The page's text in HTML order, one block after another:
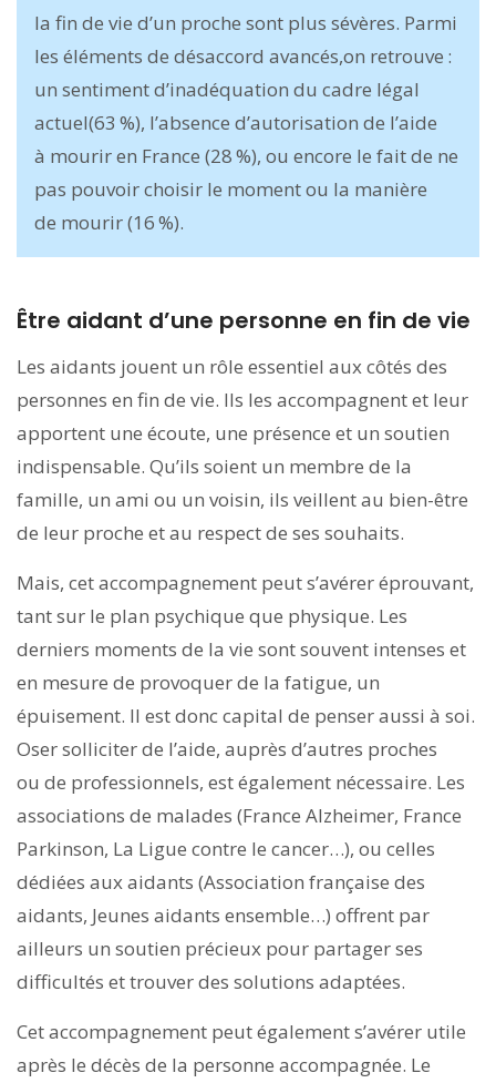
la fin de vie d’un proche sont plus sévères. Parmi
les éléments de désaccord avancés,on retrouve :
un sentiment d’inadéquation du cadre légal
actuel(63 %), l’absence d’autorisation de l’aide
à mourir en France (28 %), ou encore le fait de ne
pas pouvoir choisir le moment ou la manière
de mourir (16 %).
Être aidant d’une personne en fin de vie
Les aidants jouent un rôle essentiel aux côtés des
personnes en fin de vie. Ils les accompagnent et leur
apportent une écoute, une présence et un soutien
indispensable. Qu’ils soient un membre de la
famille, un ami ou un voisin, ils veillent au bien-être
de leur proche et au respect de ses souhaits.
Mais, cet accompagnement peut s’avérer éprouvant,
tant sur le plan psychique que physique. Les
derniers moments de la vie sont souvent intenses et
en mesure de provoquer de la fatigue, un
épuisement. Il est donc capital de penser aussi à soi.
Oser solliciter de l’aide, auprès d’autres proches
ou de professionnels, est également nécessaire. Les
associations de malades (France Alzheimer, France
Parkinson, La Ligue contre le cancer…), ou celles
dédiées aux aidants (Association française des
aidants, Jeunes aidants ensemble…) offrent par
ailleurs un soutien précieux pour partager ses
difficultés et trouver des solutions adaptées.
Cet accompagnement peut également s’avérer utile
après le décès de la personne accompagnée. Le